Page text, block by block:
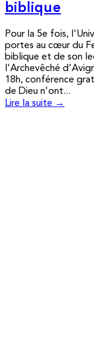
biblique
Pour la 5e fois,
portes au cœur du
biblique et de son
l'Archevêché
18h, conférence
de Dieu n'ont...
Lire la suite →